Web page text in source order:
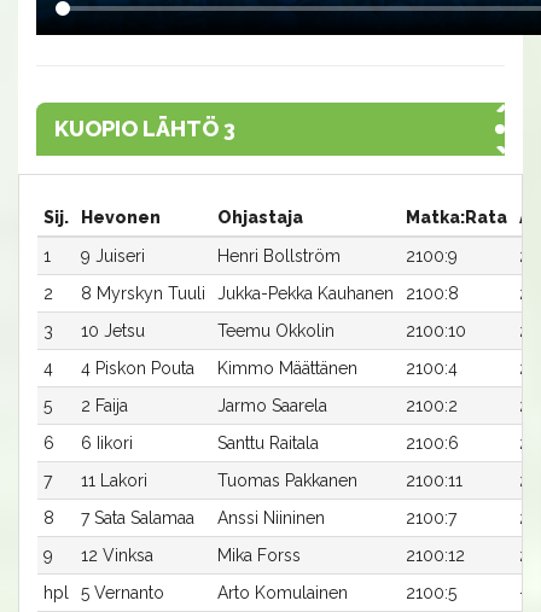
KUOPIO LÄHTÖ 3
Sij. Hevonen Ohjastaja Matka:Rata
1
9 Juiseri Henri Bollström 2100:9
2
8 Myrskyn Tuuli Jukka-Pekka Kauhanen 2100:8
3
10 Jetsu Teemu Okkolin 2100:10
4
4 Piskon Pouta Kimmo Määttänen 2100:4
5
2 Faija Jarmo Saarela 2100:2
6
6 Iikori Santtu Raitala 2100:6
7
11 Lakori Tuomas Pakkanen 2100:11
8
7 Sata Salamaa Anssi Niininen 2100:7
9
12 Vinksa Mika Forss 2100:12
hpl
5 Vernanto Arto Komulainen 2100:5
-a